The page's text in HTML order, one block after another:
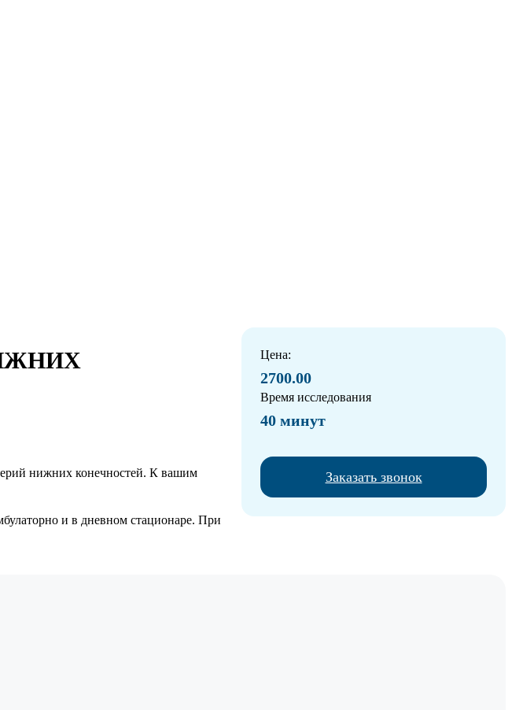
нижних конечностей. К вашим
и в дневном стационаре. При
Цена:
2700.00
Время исследования
40 минут
Заказать звонок